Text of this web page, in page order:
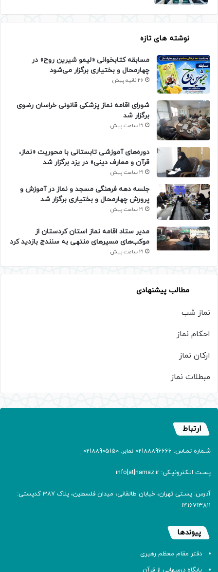
نوشته های تازه
مسابقه کتابخوانی «لیمو شیرین روح» در
چهارمحال و بختیاری برگزار می‌شود
26 ثانیه پیش
شورای اقامه نماز پزشکی قانونی خراسان رضوی
برگزار شد
21 ساعت پیش
دوره‌های آموزشی تابستانی با محوریت «نماز،
قرآن و معارف دینی» در یزد برگزار شد
21 ساعت پیش
جلسه دهه فرهنگی مسجد و نماز در آموزش و
پرورش چهارمحال و بختیاری برگزار شد
21 ساعت پیش
مدیر ستاد اقامه نماز استان کردستان از
موکب‌های مسیرهای منتهی به سنندج بازدید کرد
21 ساعت پیش
مطالب پیشنهادی
نماز شب
احکام نماز
ارکان نماز
مبطلات نماز
ارتباط
شـماره تمـاس: 02188896666 نمابر: 02188905150
پسـت الـکترونیـکی: info[at]namaz.ir
آدرس: پسـتی تهران، خیابان طالقانی، میدان فلسطین، پلاک 387 کدپستی:
۱۴۱۶۷۱۳۸۱۱
پیوندها
دفتر مقام معظم رهبری
پایگاه درسهایی از قرآن